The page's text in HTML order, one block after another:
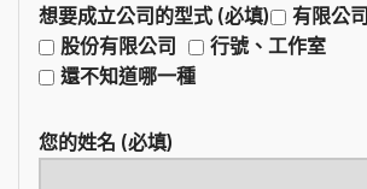
想要成立公司的型式 (必填)
有限公司
股份有限公司
行號、工作室
還不知道哪一種
您的姓名 (必填)